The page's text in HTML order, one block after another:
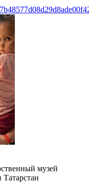
музей
Татарстан